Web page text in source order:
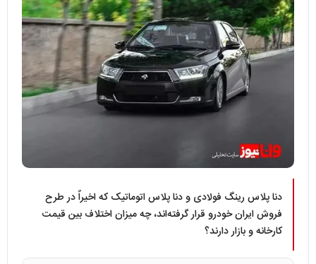
دنا پلاس رینگ فولادی و دنا پلاس اتوماتیک که اخیراً در طرح
فروش ایران ‌خودرو قرار گرفته‌اند، چه میزان اختلاف بین قیمت
کارخانه و بازار دارند؟